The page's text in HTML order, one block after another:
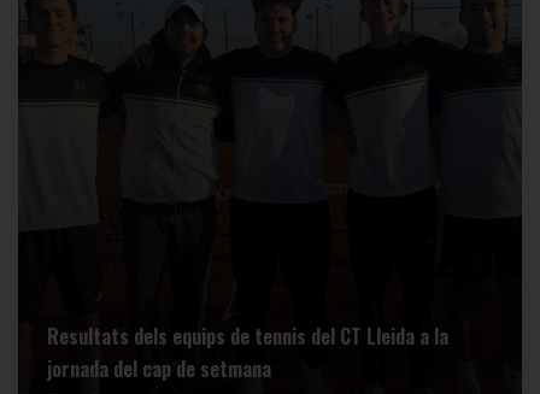
Resultats dels equips de tennis del CT Lleida a la
jornada del cap de setmana